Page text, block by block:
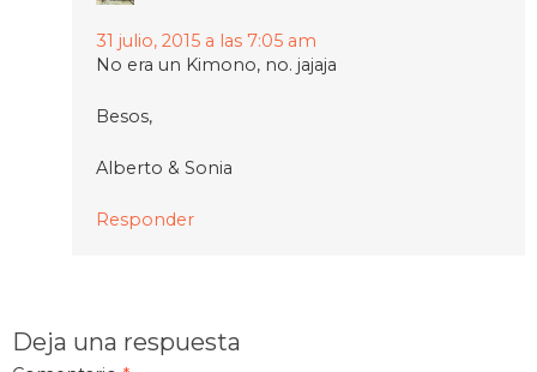
31 julio, 2015 a las 7:05 am
No era un Kimono, no. jajaja
Besos,
Alberto & Sonia
Responder
Deja una respuesta